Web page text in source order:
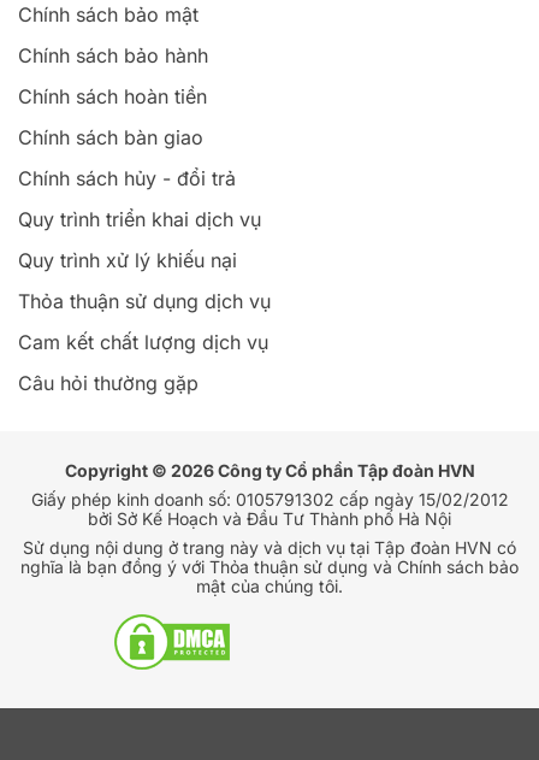
Chính sách bảo mật
Chính sách bảo hành
Chính sách hoàn tiền
Chính sách bàn giao
Chính sách hủy - đổi trả
Quy trình triển khai dịch vụ
Quy trình xử lý khiếu nại
Thỏa thuận sử dụng dịch vụ
Cam kết chất lượng dịch vụ
Câu hỏi thường gặp
Copyright © 2026 Công ty Cổ phần Tập đoàn HVN
Giấy phép kinh doanh số: 0105791302 cấp ngày 15/02/2012
bởi Sở Kế Hoạch và Đầu Tư Thành phố Hà Nội
Sử dụng nội dung ở trang này và dịch vụ tại Tập đoàn HVN có
nghĩa là bạn đồng ý với Thỏa thuận sử dụng và Chính sách bảo
mật của chúng tôi.